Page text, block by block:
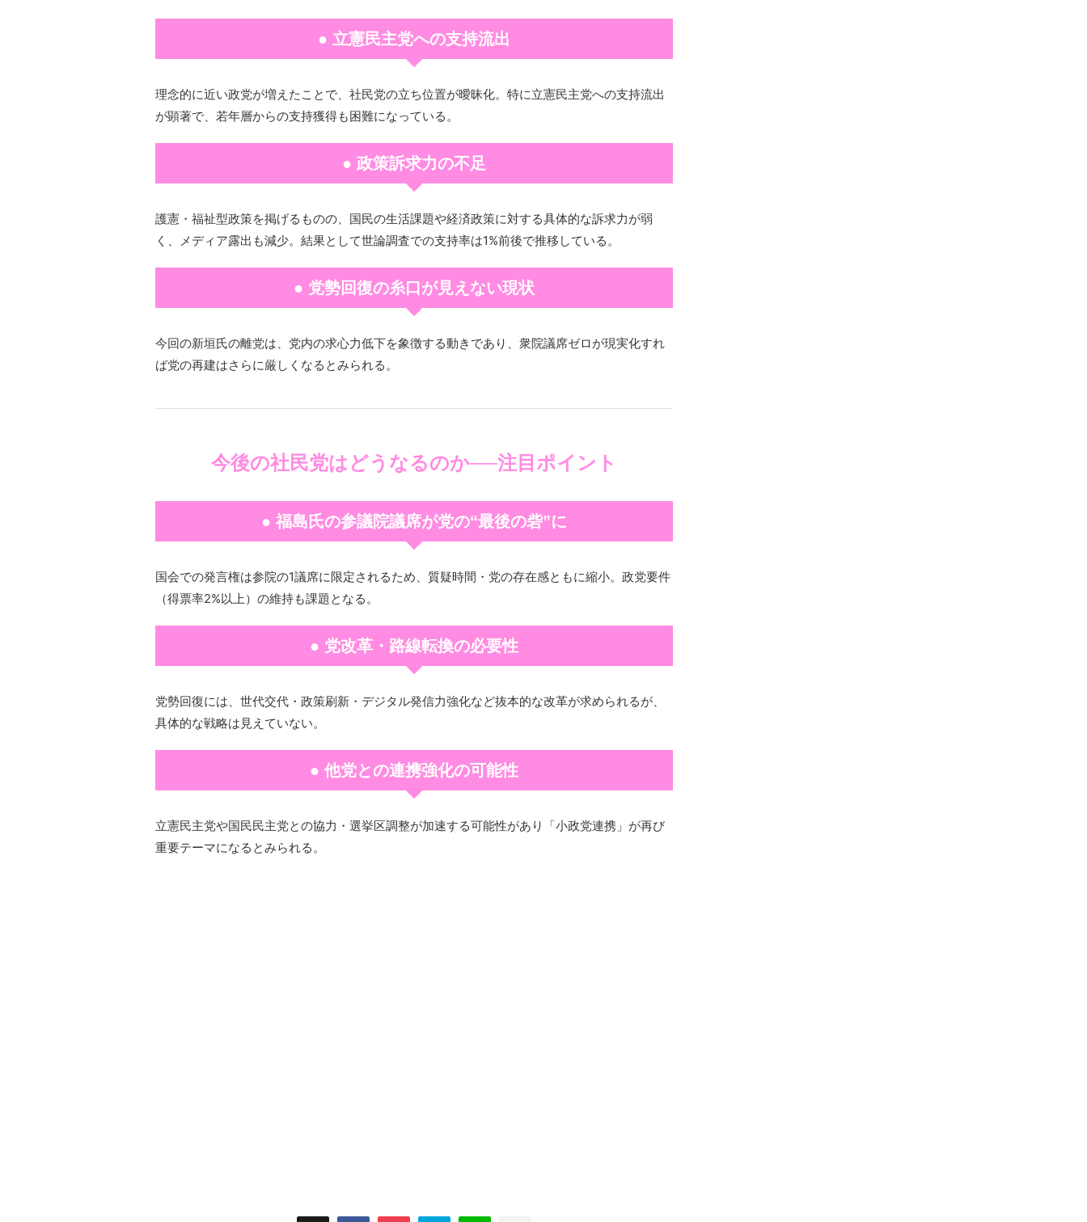
● 立憲民主党への支持流出
理念的に近い政党が増えたことで、社民党の立ち位置が曖昧化。特に立憲民主党への支持流出
が顕著で、若年層からの支持獲得も困難になっている。
● 政策訴求力の不足
護憲・福祉型政策を掲げるものの、国民の生活課題や経済政策に対する具体的な訴求力が弱
く、メディア露出も減少。結果として世論調査での支持率は1%前後で推移している。
● 党勢回復の糸口が見えない現状
今回の新垣氏の離党は、党内の求心力低下を象徴する動きであり、衆院議席ゼロが現実化すれ
ば党の再建はさらに厳しくなるとみられる。
今後の社民党はどうなるのか──注目ポイント
● 福島氏の参議院議席が党の“最後の砦”に
国会での発言権は参院の1議席に限定されるため、質疑時間・党の存在感ともに縮小。政党要件
（得票率2%以上）の維持も課題となる。
● 党改革・路線転換の必要性
党勢回復には、世代交代・政策刷新・デジタル発信力強化など抜本的な改革が求められるが、
具体的な戦略は見えていない。
● 他党との連携強化の可能性
立憲民主党や国民民主党との協力・選挙区調整が加速する可能性があり「小政党連携」が再び
重要テーマになるとみられる。